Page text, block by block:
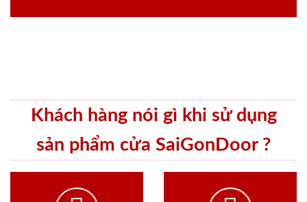
Khách hàng nói gì khi sử dụng
sản phẩm cửa SaiGonDoor ?